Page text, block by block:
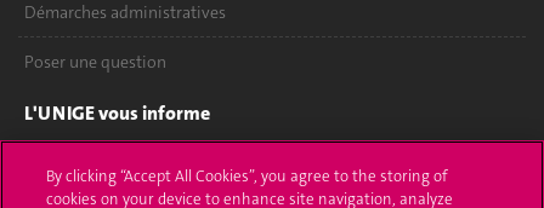
Démarches administratives
Poser une question
L'UNIGE vous informe
UNIGE Mobile
By clicking “Accept All Cookies”, you agree to the storing of
cookies on your device to enhance site navigation, analyze